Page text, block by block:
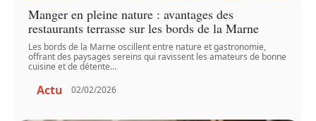
Manger en pleine nature : avantages des
restaurants terrasse sur les bords de la Marne
Les bords de la Marne oscillent entre nature et gastronomie,
offrant des paysages sereins qui ravissent les amateurs de bonne
cuisine et de détente…
Actu 02/02/2026